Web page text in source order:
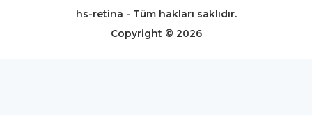
hs-retina - Tüm hakları saklıdır.
Copyright © 2026